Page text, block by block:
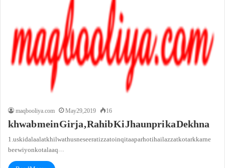
maqbooliya.com May 29, 2019 16
khwab mein Girja , Rahib Ki Jhaunpri ka Dekhna
1. us ki dalaalat khilwat husne seerat izzat o inqitaa par hoti hai lazzat ko tark karne
beewiyon ko talaaq…